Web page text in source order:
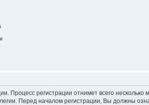
Процесс регистрации отнимет всего
Перед началом регистрации, Вы должны